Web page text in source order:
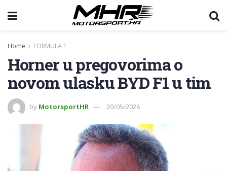
Home FORMULA 1
Horner u pregovorima o
novom ulasku BYD F1 u tim
by MotorsportHR 20/05/2026